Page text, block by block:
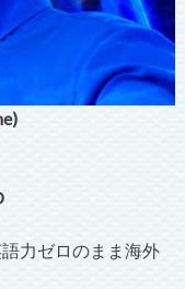
力ゼロのまま海外